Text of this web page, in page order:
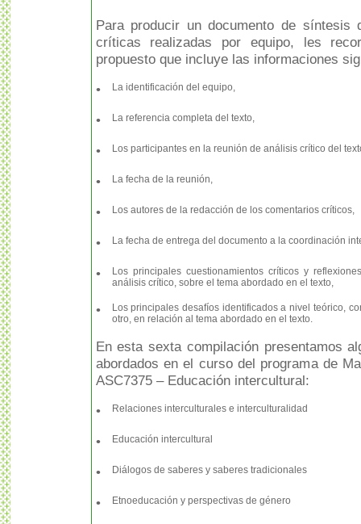
Para producir un documento de
críticas realizadas por equipo, les
propuesto que incluye las informaciones
•
La identificación del equipo,
• La referencia completa del texto,
• Los participantes en la reunión de análisis crítico del
• La fecha de la reunión,
• Los autores de la redacción de los comentarios críticos,
• La fecha de entrega del documento a la coordinación
•
Los principales cuestionamientos críticos y
análisis crítico, sobre el tema abordado en el texto,
•
Los principales desafíos identificados a nivel teórico,
otro, en relación al tema abordado en el texto.
En esta sexta compilación presentamos
abordados en el curso del programa de
ASC7375 – Educación intercultural:
•
Relaciones interculturales e interculturalidad
• Educación intercultural
• Diálogos de saberes y saberes tradicionales
• Etnoeducación y perspectivas de género